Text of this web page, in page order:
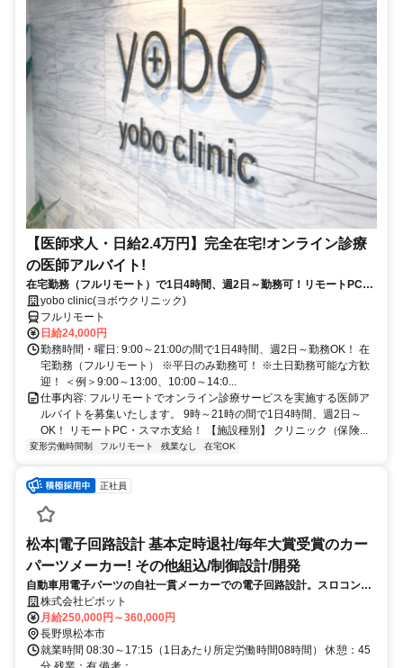
【医師求人・日給2.4万円】完全在宅!オンライン診療
の医師アルバイト!
在宅勤務（フルリモート）で1日4時間、週2日～勤務可！リモートPC・
スマホ支給！
yobo clinic(ヨボウクリニック)
フルリモート
日給24,000円
勤務時間・曜日: 9:00～21:00の間で1日4時間、週2日～勤務OK！ 在
宅勤務（フルリモート） ※平日のみ勤務可！ ※土日勤務可能な方歓
迎！ ＜例＞9:00～13:00、10:00～14:0...
仕事内容: フルリモートでオンライン診療サービスを実施する医師ア
ルバイトを募集いたします。 9時～21時の間で1日4時間、週2日～
OK！ リモートPC・スマホ支給！ 【施設種別】 クリニック（保険...
変形労働時間制 フルリモート 残業なし 在宅OK
正社員
松本|電子回路設計 基本定時退社/毎年大賞受賞のカー
パーツメーカー! その他組込/制御設計/開発
自動車用電子パーツの自社一貫メーカーでの電子回路設計。スロコン等
に使用する電子回路、基板設計をお任せします。★仕様検討から量産ま
で自社開発にこだわり、ファンに愛され続ける製品を生み出す環境で
す。
株式会社ピボット
月給250,000円～360,000円
長野県松本市
就業時間 08:30～17:15（1日あたり所定労働時間08時間） 休憩：45